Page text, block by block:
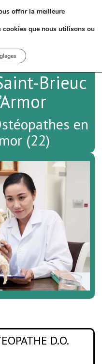
Brieuc
en
(22)
D.O.
offrir la meilleure
cookies que nous utilisons ou